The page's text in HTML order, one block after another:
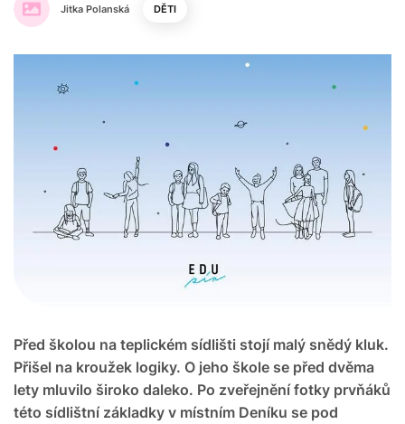
Jitka Polanská DĚTI
Před školou na teplickém sídlišti stojí malý snědý kluk.
Přišel na kroužek logiky. O jeho škole se před dvěma
lety mluvilo široko daleko. Po zveřejnění fotky prvňáků
této sídlištní základky v místním Deníku se pod